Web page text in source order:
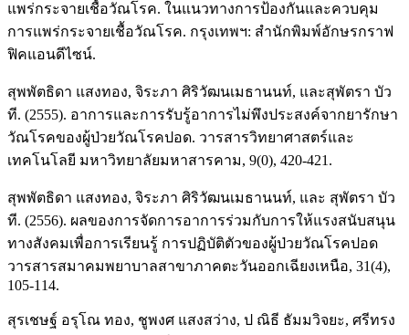
แพร่กระจายเชื้อวัณโรค. ในแนวทางการป้องกันและควบคุม
การแพร่กระจายเชื้อวัณโรค. กรุงเทพฯ: สำนักพิมพ์อักษรกราฟ
ฟิคแอนดีไซน์.
สุพพัตธิดา แสงทอง, จิระภา ศิริวัฒนเมธานนท์, และสุพัตรา บัว
ที. (2555). อาการและการรับรู้อาการไม่พึงประสงค์จากยารักษา
วัณโรคของผู้ป่วยวัณโรคปอด. วารสารวิทยาศาสตร์และ
เทคโนโลยี มหาวิทยาลัยมหาสารคาม, 9(0), 420-421.
สุพพัตธิดา แสงทอง, จิระภา ศิริวัฒนเมธานนท์, และ สุพัตรา บัว
ที. (2556). ผลของการจัดการอาการร่วมกับการให้แรงสนับสนุน
ทางสังคมเพื่อการเรียนรู้ การปฏิบัติตัวของผู้ป่วยวัณโรคปอด
วารสารสมาคมพยาบาลสาขาภาคตะวันออกเฉียงเหนือ, 31(4),
105-114.
สุรเชษฐ์ อรุโณ ทอง, ชูพงศ แสงสว่าง, ป ณิธี ธัมมวิจยะ, ศรีทรง